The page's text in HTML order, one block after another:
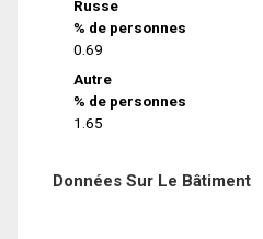
Russe
% de personnes
0.69
Autre
% de personnes
1.65
Données Sur Le Bâtiment